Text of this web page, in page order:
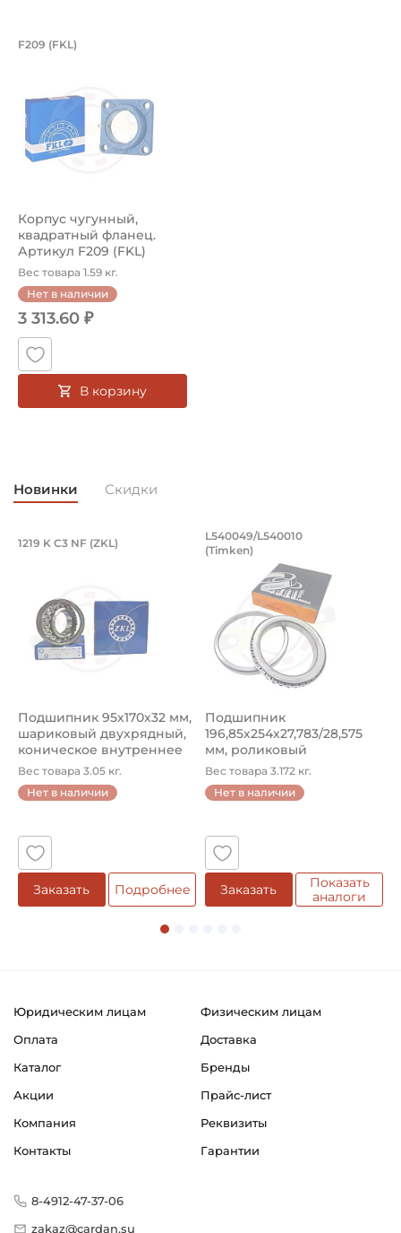
Смазка:
Материал:
Чугун
Страна происхождения:
Корпус чугунный, квадратный
F209 (FKL)
Корпус чугунный,
квадратный фланец.
Артикул F209 (FKL)
Вес товара 1.59 кг.
Нет в наличии
3 313.60 ₽
В корзину
Новинки Скидки
Подшипник 95х170х32 мм, шариковый
Подшипник 95х170х32 мм, шариковый двухрядный,
1219 K C3 NF (ZKL)
Подшипник 95х170х32 мм,
шариковый двухрядный,
коническое внутреннее
кол...
Вес товара 3.05 кг.
Нет в наличии
Заказать Подробнее
Подшипник
Подшипник
L540049/L540010
(Timken)
Подшипник
196,85х254х27,783/28,575
мм, роликовый
однорядный конический
...
Вес товара 3.172 кг.
Нет в наличии
Заказать
Показать
аналоги
Юридическим лицам
Физическим лицам
Оплата
Доставка
Каталог
Бренды
Акции
Прайс-лист
Компания
Реквизиты
Контакты
Гарантии
8-4912-47-37-06
zakaz@cardan.su